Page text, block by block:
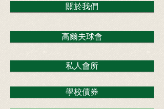
關於我們
高爾夫球會
私人會所
學校債券